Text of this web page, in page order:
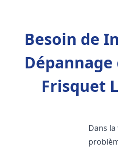
Besoin de
Frisquet
Dans